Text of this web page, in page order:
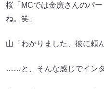
桜「MCでは金廣さんのパ
ね。笑」
山「わかりました、彼に頼
……と、そんな感じでイン